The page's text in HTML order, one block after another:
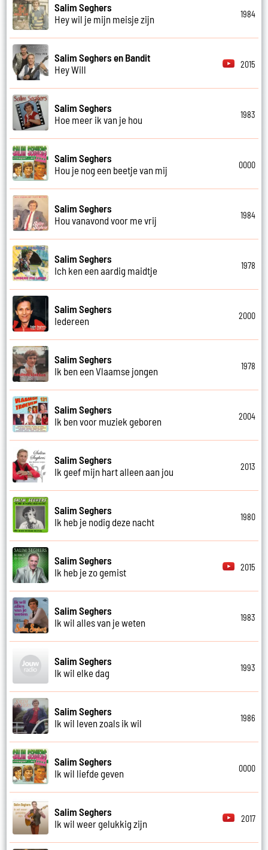
Salim Seghers
Hey wil je mijn meisje zijn
1984
Salim Seghers en Bandit
Hey Will
2015
Salim Seghers
Hoe meer ik van je hou
1983
Salim Seghers
Hou je nog een beetje van mij
0000
Salim Seghers
Hou vanavond voor me vrij
1984
Salim Seghers
Ich ken een aardig maidtje
1978
Salim Seghers
Iedereen
2000
Salim Seghers
Ik ben een Vlaamse jongen
1978
Salim Seghers
Ik ben voor muziek geboren
2004
Salim Seghers
Ik geef mijn hart alleen aan jou
2013
Salim Seghers
Ik heb je nodig deze nacht
1980
Salim Seghers
Ik heb je zo gemist
2015
Salim Seghers
Ik wil alles van je weten
1983
Salim Seghers
Ik wil elke dag
1993
Salim Seghers
Ik wil leven zoals ik wil
1986
Salim Seghers
Ik wil liefde geven
0000
Salim Seghers
Ik wil weer gelukkig zijn
2017